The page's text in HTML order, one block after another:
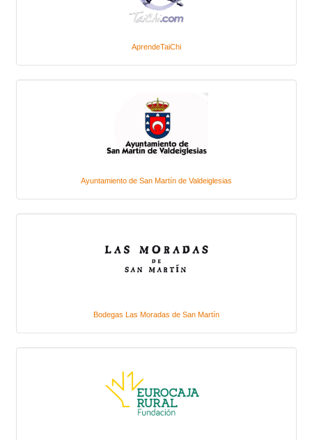
AprendeTaiChi
Ayuntamiento de San Martín de Valdeiglesias
Bodegas Las Moradas de San Martín